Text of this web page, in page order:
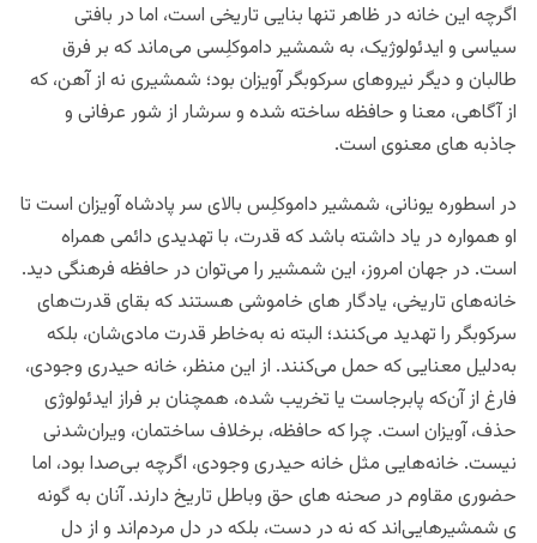
اگرچه این خانه در ظاهر تنها بنایی تاریخی است، اما در بافتی
سیاسی و ایدئولوژیک، به شمشیر داموکلِسی می‌ماند که بر فرق
طالبان و دیگر نیروهای سرکوبگر آویزان بود؛ شمشیری نه از آهن، که
از آگاهی، معنا و حافظه ساخته شده و سرشار از شور عرفانی و
جاذبه های معنوی است.
در اسطوره یونانی، شمشیر داموکلِس بالای سر پادشاه آویزان است تا
او همواره در یاد داشته باشد که قدرت، با تهدیدی دائمی همراه
است. در جهان امروز، این شمشیر را می‌توان در حافظه فرهنگی دید.
خانه‌های تاریخی، یادگار های خاموشی هستند که بقای قدرت‌های
سرکوبگر را تهدید می‌کنند؛ البته نه به‌خاطر قدرت مادی‌شان، بلکه
به‌دلیل معنایی که حمل می‌کنند. از این منظر، خانه حیدری وجودی،
فارغ از آن‌که پابرجاست یا تخریب شده، همچنان بر فراز ایدئولوژی
حذف، آویزان است. چرا که حافظه، برخلاف ساختمان، ویران‌شدنی
نیست. خانه‌هایی مثل خانه حیدری وجودی، اگرچه بی‌صدا بود، اما
حضوری مقاوم در صحنه های حق وباطل تاریخ دارند. آنان به گونه
ی شمشیرهایی‌اند که نه در دست، بلکه در دل مردم‌اند و از دل